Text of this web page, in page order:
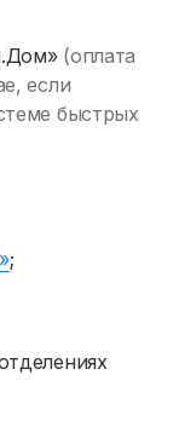
(оплата
если
быстрых
;
по оплате
потребления